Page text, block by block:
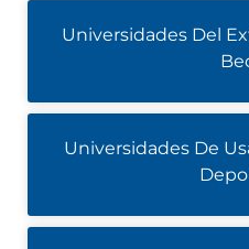
Universidades Del
Universidades De